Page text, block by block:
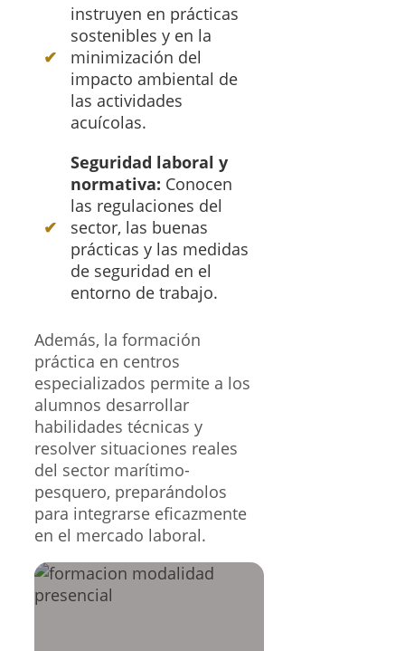
instruyen en prácticas
sostenibles y en la
minimización del
impacto ambiental de
las actividades
acuícolas.
Seguridad laboral y
normativa: Conocen
las regulaciones del
sector, las buenas
prácticas y las medidas
de seguridad en el
entorno de trabajo.
Además, la formación
práctica en centros
especializados permite a los
alumnos desarrollar
habilidades técnicas y
resolver situaciones reales
del sector marítimo-
pesquero, preparándolos
para integrarse eficazmente
en el mercado laboral.